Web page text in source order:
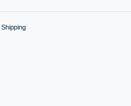
Shipping